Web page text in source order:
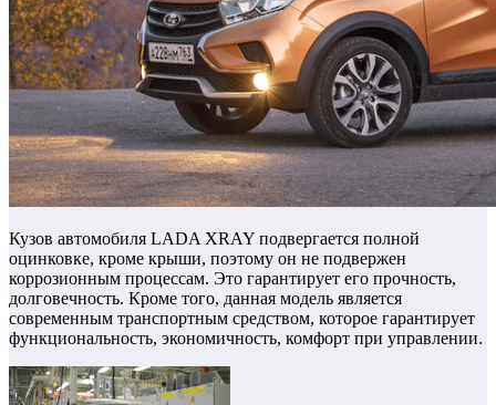
Кузов автомобиля LADA XRAY подвергается полной
оцинковке, кроме крыши, поэтому он не подвержен
коррозионным процессам. Это гарантирует его прочность,
долговечность. Кроме того, данная модель является
современным транспортным средством, которое гарантирует
функциональность, экономичность, комфорт при управлении.